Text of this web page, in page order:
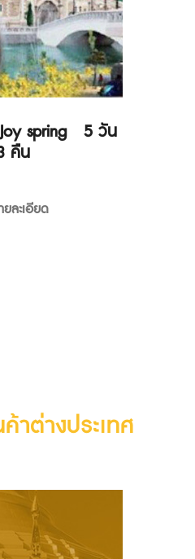
spring 5 วัน
คืน
ยละเอียด
าต่างประเทศ